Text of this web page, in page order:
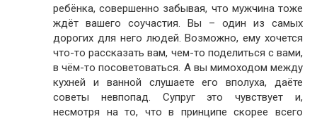
ребёнка, совершенно забывая, что мужчина тоже
ждёт вашего соучастия. Вы – один из самых
дорогих для него людей. Возможно, ему хочется
что-то рассказать вам, чем-то поделиться с вами,
в чём-то посоветоваться. А вы мимоходом между
кухней и ванной слушаете его вполуха, даёте
советы невпопад. Супруг это чувствует и,
несмотря на то, что в принципе скорее всего